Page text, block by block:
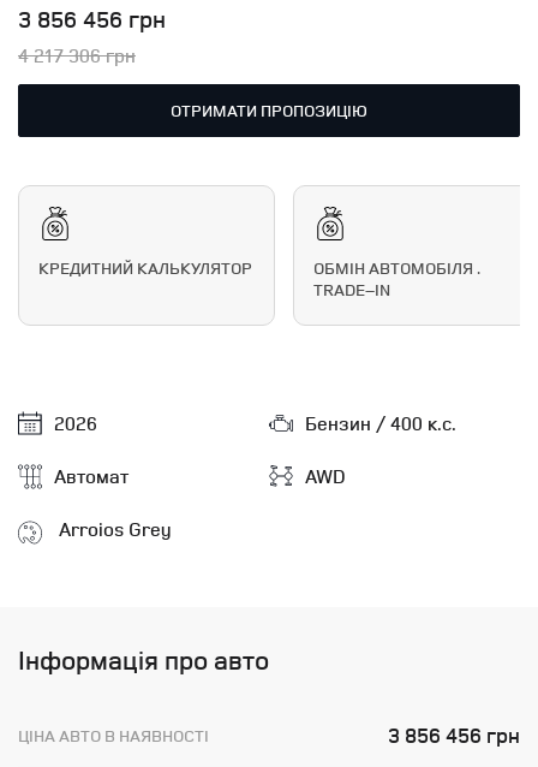
3 856 456 грн
4 217 306 грн
ОТРИМАТИ ПРОПОЗИЦІЮ
КРЕДИТНИЙ КАЛЬКУЛЯТОР
ОБМІН АВТОМОБІЛЯ .
TRADE–IN
2026
Бензин / 400 к.с.
Автомат
AWD
Arroios Grey
Інформація про авто
ЦІНА АВТО В НАЯВНОСТІ 3 856 456 грн